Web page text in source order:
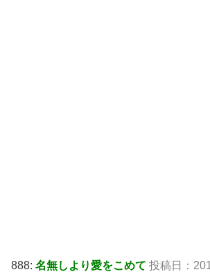
888: 名無しより愛をこめて 投稿日：